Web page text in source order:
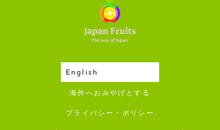
English収穫カレンダー
海外へおみやげとする
プライバシー・ポリシー